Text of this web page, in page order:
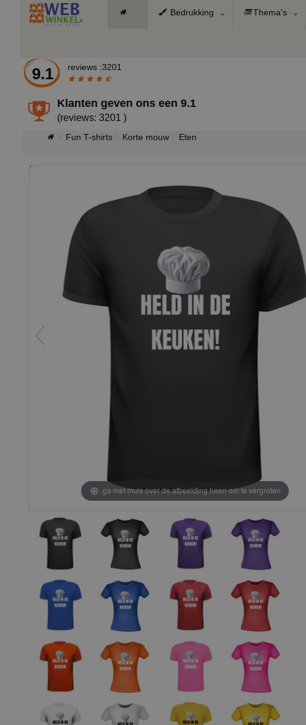
Bedrukking Thema's
9.1 reviews :3201
Klanten geven ons een9.1
(reviews: 3201 )
Fun T-shirts Korte mouw Eten
ga met muis over de afbeelding heen om te vergroten